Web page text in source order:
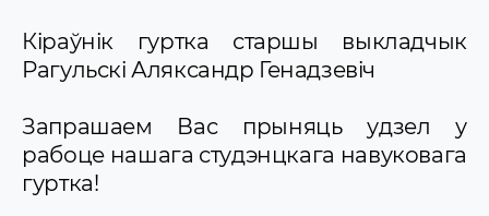
Кіраўнік гуртка старшы выкладчык
Рагульскі Аляксандр Генадзевіч
Запрашаем Вас прыняць удзел у
рабоце нашага студэнцкага навуковага
гуртка!